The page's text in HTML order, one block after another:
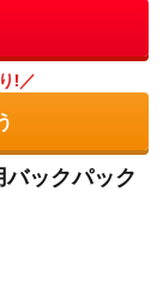
!／
ックパック